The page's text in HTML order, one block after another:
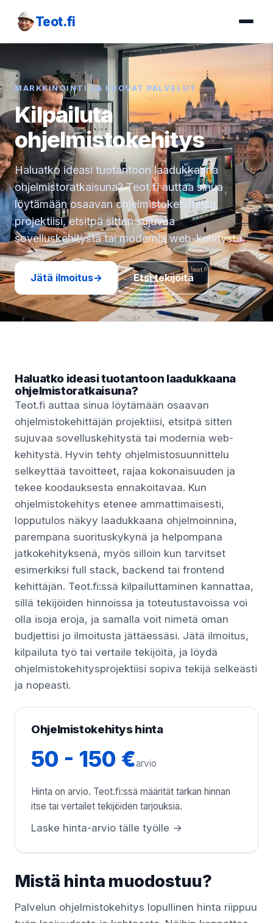
Teot.fi
MARKKINOINTI JA LUOVAT PALVELUT
Kilpailuta
ohjelmistokehitys
Haluatko ideasi tuotantoon laadukkaana
ohjelmistoratkaisuna? Teot.fi auttaa sinua
löytämään osaavan ohjelmistokehittäjän
projektiisi, etsitpä sitten sujuvaa
sovelluskehitystä tai modernia web-kehitystä.
Jätä ilmoitus→ Etsi tekijöitä
Haluatko ideasi tuotantoon laadukkaana
ohjelmistoratkaisuna?
Teot.fi auttaa sinua löytämään osaavan
ohjelmistokehittäjän projektiisi, etsitpä sitten
sujuvaa sovelluskehitystä tai modernia web-
kehitystä. Hyvin tehty ohjelmistosuunnittelu
selkeyttää tavoitteet, rajaa kokonaisuuden ja
tekee koodauksesta ennakoitavaa. Kun
ohjelmistokehitys etenee ammattimaisesti,
lopputulos näkyy laadukkaana ohjelmoinnina,
parempana suorituskykynä ja helpompana
jatkokehityksenä, myös silloin kun tarvitset
esimerkiksi full stack, backend tai frontend
kehittäjän. Teot.fi:ssä kilpailuttaminen kannattaa,
sillä tekijöiden hinnoissa ja toteutustavoissa voi
olla isoja eroja, ja samalla voit nimetä oman
budjettisi jo ilmoitusta jättäessäsi. Jätä ilmoitus,
kilpailuta työ tai vertaile tekijöitä, ja löydä
ohjelmistokehitysprojektiisi sopiva tekijä selkeästi
ja nopeasti.
Ohjelmistokehitys hinta
50 - 150 €arvio
Hinta on arvio. Teot.fi:ssä määrität tarkan hinnan
itse tai vertailet tekijöiden tarjouksia.
Laske hinta-arvio tälle työlle →
Mistä hinta muodostuu?
Palvelun ohjelmistokehitys lopullinen hinta riippuu